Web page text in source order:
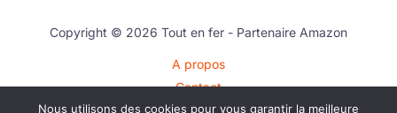
Copyright © 2026 Tout en fer - Partenaire Amazon
A propos
Contact
Plan du site
Nous utilisons des cookies pour vous garantir la meilleure